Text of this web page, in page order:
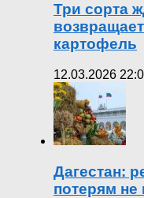
Три сорта
картофель
12.03.2026
Дагестан:
потерям не